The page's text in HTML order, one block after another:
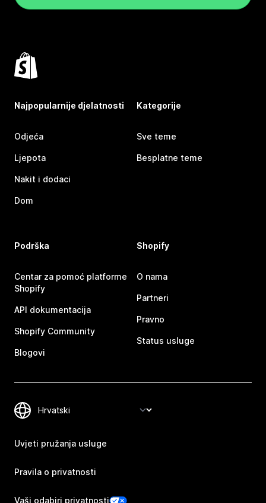
Najpopularnije djelatnosti
Odjeća
Ljepota
Nakit i dodaci
Dom
Kategorije
Sve teme
Besplatne teme
Podrška
Centar za pomoć platforme
Shopify
API dokumentacija
Shopify Community
Blogovi
Shopify
O nama
Partneri
Pravno
Status usluge
Uvjeti pružanja usluge
Pravila o privatnosti
Vaši odabiri privatnosti